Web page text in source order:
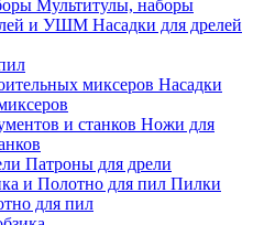
Мультитулы, наборы
Насадки для дрелей
Насадки
Ножи для
Патроны для дрели
Пилки
для пил